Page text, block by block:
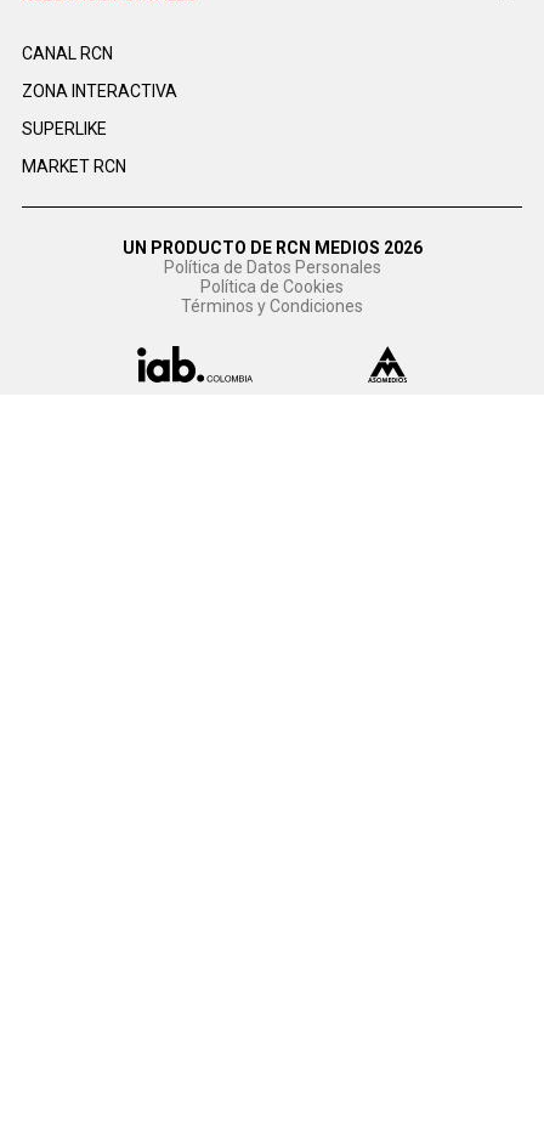
CANAL RCN
ZONA INTERACTIVA
SUPERLIKE
MARKET RCN
UN PRODUCTO DE RCN MEDIOS 2026
Política de Datos Personales
Política de Cookies
Términos y Condiciones